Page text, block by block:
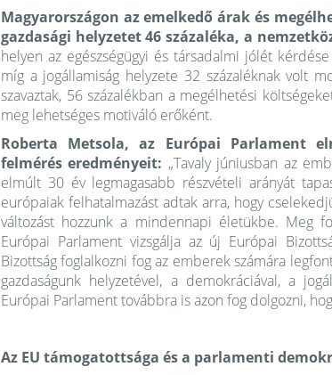
Magyarországon az emelkedő árak és
gazdasági helyzetet 46 százaléka, a
helyen az egészségügyi és társadalmi jólét
míg a jogállamiság helyzete 32 százaléknak volt
szavaztak, 56 százalékban a megélhetési
meg lehetséges motiváló erőként.
Roberta Metsola, az Európai Parlament
felmérés eredményeit: „Tavaly júniusban az
elmúlt 30 év legmagasabb részvételi arányát
európaiak felhatalmazást adtak arra, hogy
változást hozzunk a mindennapi életükbe. Meg
Európai Parlament vizsgálja az új Európai
Bizottság foglalkozni fog az emberek számára
gazdaságunk helyzetével, a demokráciával, a
Európai Parlament továbbra is azon fog dolgozni,
Az EU támogatottsága és a parlamenti